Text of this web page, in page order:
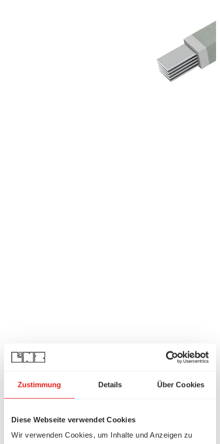
Zustimmung Details Über Cookies
Diese Webseite verwendet Cookies
Wir verwenden Cookies, um Inhalte und Anzeigen zu